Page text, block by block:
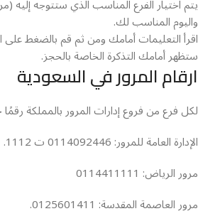
يتم اختيار الفرع المناسب الذي ستتوجه إليه
واليوم المناسب لك.
اقرأ التعليمات أمامك ومن ثم قم بالضغط على
ستظهر أمامك التذكرة الخاصة بالحجز.
ارقام المرور في السعودية
لكل فرع من فروع إدارات المرور بالمملكة
الإدارة العامة للمرور: 0114092446 ت 1112.
مرور الرياض: 0114411111
مرور العاصمة المقدسة: 0125601411.